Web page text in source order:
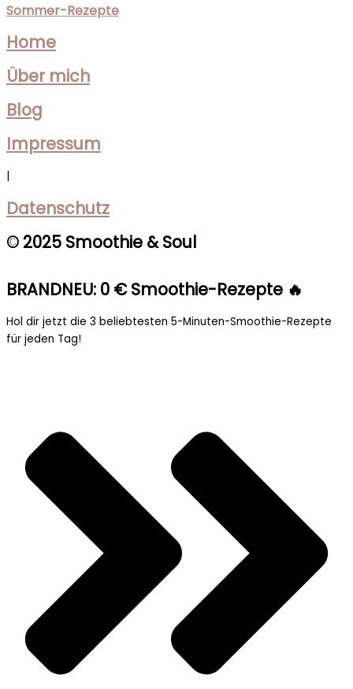
Sommer-Rezepte
Home
Über mich
Blog
Impressum
|
Datenschutz
© 2025 Smoothie & Soul
BRANDNEU: 0 € Smoothie-Rezepte 🔥
Hol dir jetzt die 3 beliebtesten 5-Minuten-Smoothie-Rezepte
für jeden Tag!